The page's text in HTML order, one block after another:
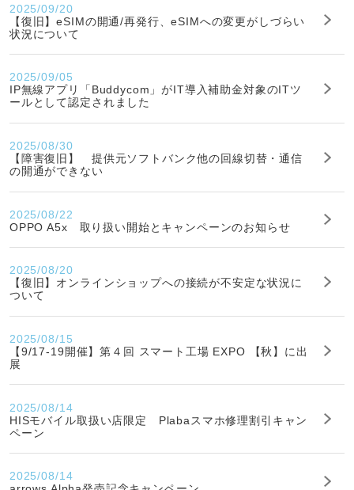
2025/09/20
【復旧】eSIMの開通/再発行、eSIMへの変更がしづらい
状況について
2025/09/05
IP無線アプリ「Buddycom」がIT導入補助金対象のITツ
ールとして認定されました
2025/08/30
【障害復旧】 提供元ソフトバンク他の回線切替・通信
の開通ができない
2025/08/22
OPPO A5x 取り扱い開始とキャンペーンのお知らせ
2025/08/20
【復旧】オンラインショップへの接続が不安定な状況に
ついて
2025/08/15
【9/17-19開催】第４回 スマート工場 EXPO 【秋】に出
展
2025/08/14
HISモバイル取扱い店限定 Plabaスマホ修理割引キャン
ペーン
2025/08/14